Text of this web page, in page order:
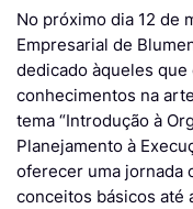
No próximo dia 12 de
Empresarial de
dedicado àqueles
conhecimentos na
tema “Introdução à
Planejamento à
oferecer uma jornada
conceitos básicos até